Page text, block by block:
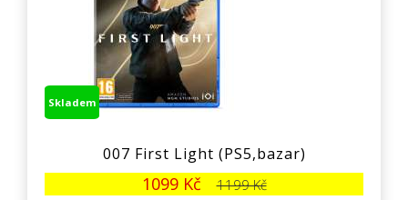
Skladem
007 First Light (PS5,bazar)
1099 Kč 1199 Kč